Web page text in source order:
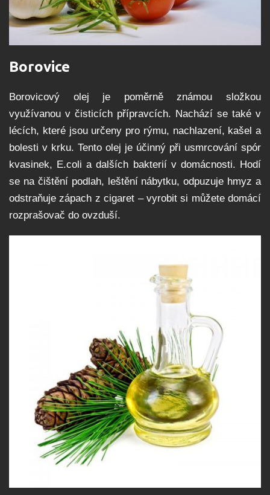
Borovice
Borovicový olej je poměrně známou složkou
využívanou v čisticích přípravcích. Nachází se také v
lécích, které jsou určeny pro rýmu, nachlazení, kašel a
bolesti v krku. Tento olej je účinný při usmrcování spór
kvasinek, E.coli a dalších bakterií v domácnosti. Hodí
se na čištění podlah, leštění nábytku, odpuzuje hmyz a
odstraňuje zápach z cigaret – vyrobit si můžete domácí
rozprašovač do ovzduší.